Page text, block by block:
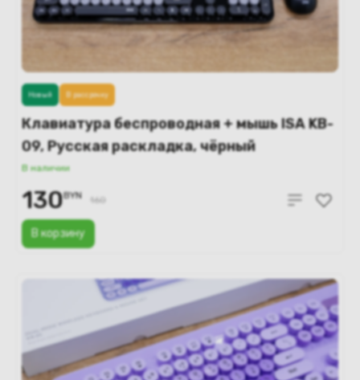
Клавиатура беспроводная + мышь ISA KB-
09, Русская раскладка, чёрный
В наличии
В корзину
Новый В рассрочку
130BYN 160